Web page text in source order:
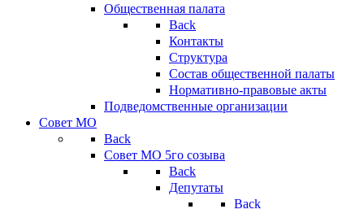
Общественная палата
Back
Контакты
Структура
Состав общественной палаты
Нормативно-правовые акты
Подведомственные организации
Совет МО
Back
Совет МО 5го созыва
Back
Депутаты
Back